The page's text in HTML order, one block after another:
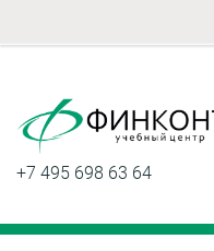
+7 495 698 63 64
звонок